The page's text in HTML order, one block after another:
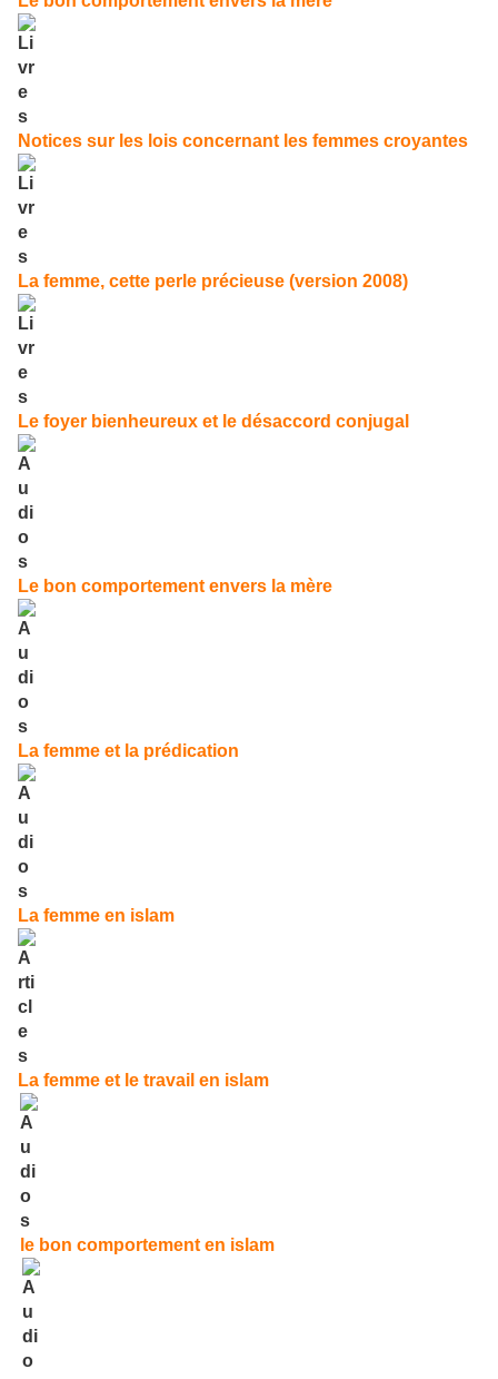
Notices sur les lois concernant les femmes croyantes
La femme, cette perle précieuse (version 2008)
Le foyer bienheureux et le désaccord conjugal
Le bon comportement envers la mère
La femme et la prédication
La femme en islam
La femme et le travail en islam
le bon comportement en islam